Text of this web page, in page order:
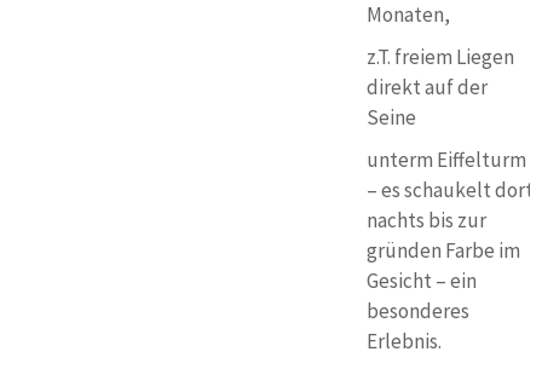
Monaten,
z.T. freiem Liegen
direkt auf der
Seine
unterm Eiffelturm
– es schaukelt dort
nachts bis zur
gründen Farbe im
Gesicht – ein
besonderes
Erlebnis.